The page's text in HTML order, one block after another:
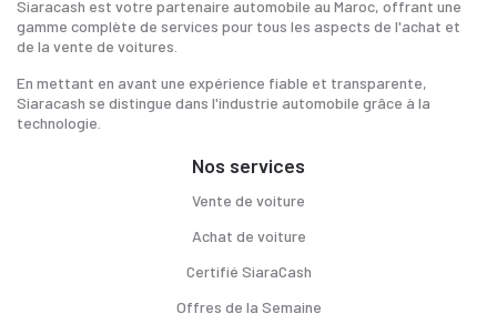
Siaracash est votre partenaire automobile au Maroc, offrant une
gamme complète de services pour tous les aspects de l'achat et
de la vente de voitures.
En mettant en avant une expérience fiable et transparente,
Siaracash se distingue dans l'industrie automobile grâce à la
technologie.
Nos services
Vente de voiture
Achat de voiture
Certifié SiaraCash
Offres de la Semaine